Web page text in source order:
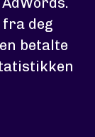
deg
betalte